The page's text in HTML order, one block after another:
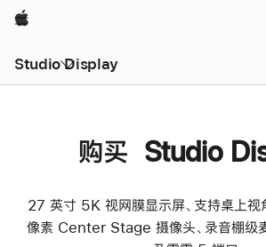
Apple
Studio Display
购买 Studio
27 英寸 5K 视网膜显示屏、支持桌上
像素 Center Stage 摄像头、录音棚级